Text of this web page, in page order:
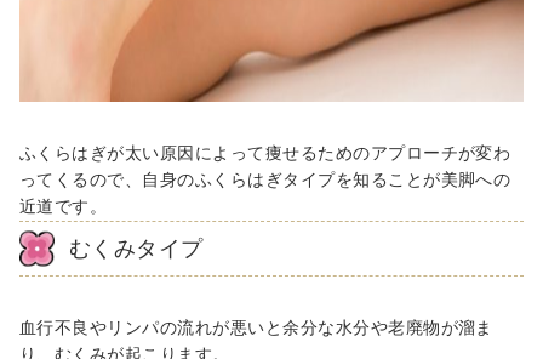
ふくらはぎが太い原因によって痩せるためのアプローチが変わ
ってくるので、自身のふくらはぎタイプを知ることが美脚への
近道です。
むくみタイプ
血行不良やリンパの流れが悪いと余分な水分や老廃物が溜ま
り、むくみが起こります。